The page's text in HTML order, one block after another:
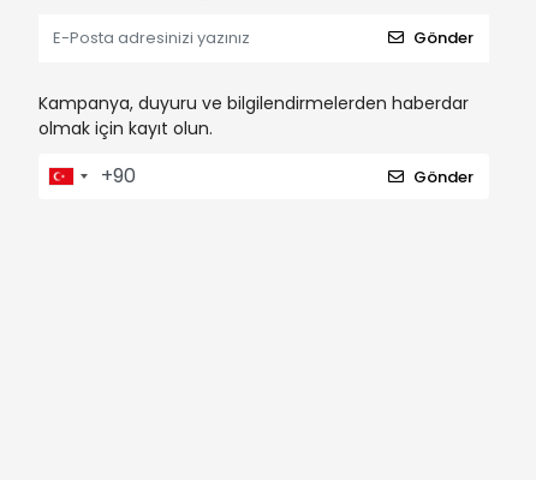
Gönder
Kampanya, duyuru ve bilgilendirmelerden haberdar
olmak için kayıt olun.
Gönder